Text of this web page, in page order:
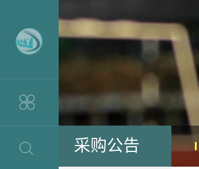
采购公告